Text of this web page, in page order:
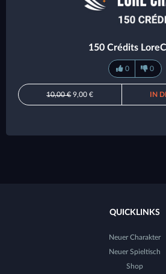
150 Crédits
0 0
10,00 €9,00 € IN
QUICKLINKS
Neuer Charakter
Neuer Spieltisch
Shop